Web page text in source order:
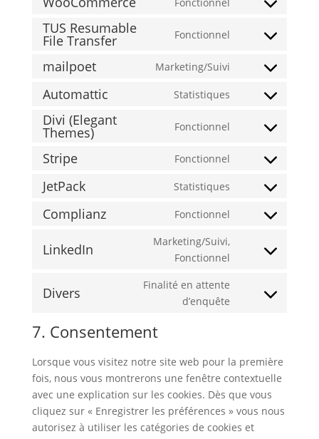
Consent
service
TUS Resumable
File Transfer Fonctionnel
Consent
service
mailpoet Marketing/Suivi
Consent
mailpoet
Automattic Statistiques
Consent
service
Divi (Elegant
Themes) Fonctionnel
Consent
service
themes)
Stripe Fonctionnel
Consent
stripe
JetPack Statistiques
Consent
Complianz Fonctionnel
Consent
service
LinkedIn
Marketing/Suivi,
Fonctionnel
Consent
service
Divers
Finalité en attente
d’enquête
Consent
7. Consentement
Lorsque vous visitez notre site web pour la première
fois, nous vous montrerons une fenêtre contextuelle
avec une explication sur les cookies. Dès que vous
cliquez sur « Enregistrer les préférences » vous nous
autorisez à utiliser les catégories de cookies et